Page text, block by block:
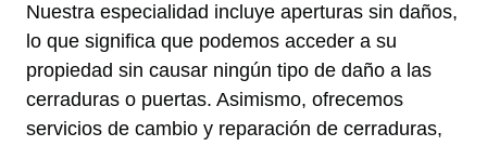
Nuestra especialidad incluye aperturas sin daños,
lo que significa que podemos acceder a su
propiedad sin causar ningún tipo de daño a las
cerraduras o puertas. Asimismo, ofrecemos
servicios de cambio y reparación de cerraduras,